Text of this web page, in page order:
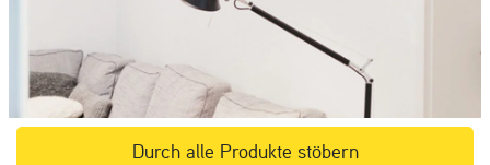
Durch alle Produkte stöbern